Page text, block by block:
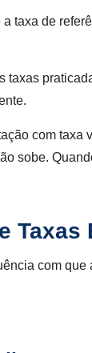
taxa de
taxas
com taxa
sobe.
Taxas
com